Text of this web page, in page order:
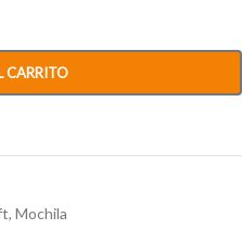
CARRITO
, Mochila